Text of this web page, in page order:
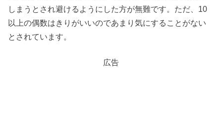
しまうとされ避けるようにした方が無難です。ただ、10
以上の偶数はきりがいいのであまり気にすることがない
とされています。
広告